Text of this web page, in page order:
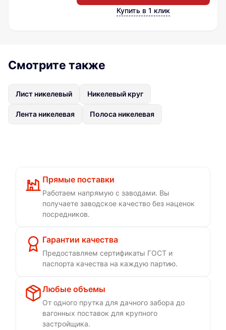
Купить в 1 клик
Смотрите также
Лист никелевый Никелевый круг
Лента никелевая Полоса никелевая
Прямые поставки
Работаем напрямую с заводами. Вы
получаете заводское качество без наценок
посредников.
Гарантии качества
Предоставляем сертификаты ГОСТ и
паспорта качества на каждую партию.
Любые объемы
От одного прутка для дачного забора до
вагонных поставок для крупного
застройщика.